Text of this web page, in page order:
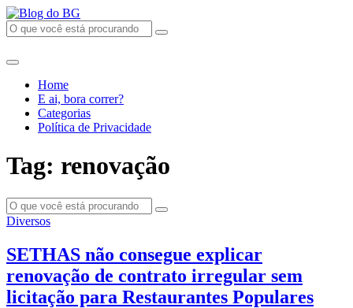
Home
E ai, bora correr?
Categorias
Política de Privacidade
Tag: renovação
Diversos
SETHAS não consegue explicar
renovação de contrato irregular sem
licitação para Restaurantes Populares